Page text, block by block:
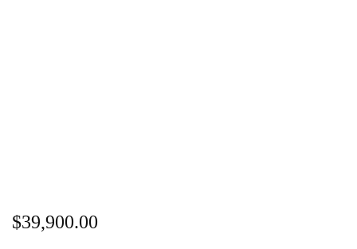
$39,900.00